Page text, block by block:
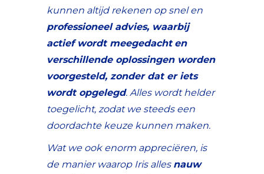
kunnen altijd rekenen op snel en
professioneel advies, waarbij
actief wordt meegedacht en
verschillende oplossingen worden
voorgesteld, zonder dat er iets
wordt opgelegd. Alles wordt helder
toegelicht, zodat we steeds een
doordachte keuze kunnen maken.
Wat we ook enorm appreciëren, is
de manier waarop Iris alles nauw